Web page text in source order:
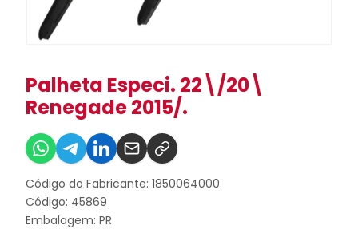
Palheta Especi. 22\/20\
Renegade 2015/.
Código do Fabricante: 1850064000
Código: 45869
Embalagem: PR